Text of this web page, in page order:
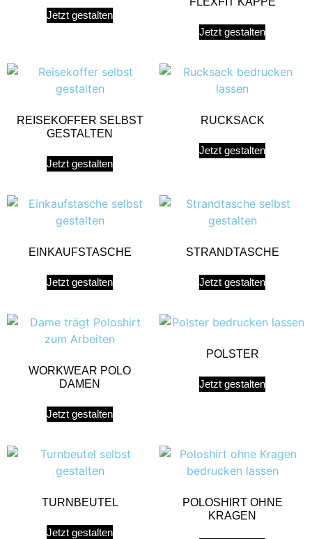
Jetzt gestalten
Jetzt gestalten
REISEKOFFER SELBST
GESTALTEN
Jetzt gestalten
RUCKSACK
Jetzt gestalten
EINKAUFSTASCHE
Jetzt gestalten
STRANDTASCHE
Jetzt gestalten
WORKWEAR POLO
DAMEN
Jetzt gestalten
POLSTER
Jetzt gestalten
TURNBEUTEL
Jetzt gestalten
POLOSHIRT OHNE
KRAGEN